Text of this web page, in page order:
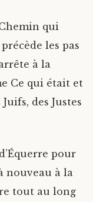
qui
les pas
à la
Ce qui était et
des Justes
d’Équerre pour
nouveau à la
tout au long